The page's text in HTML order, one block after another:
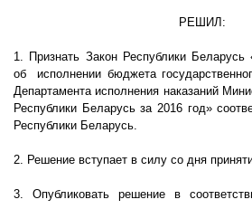
РЕШИЛ:
1. Признать Закон Республики Беларусь
об исполнении бюджета
Департамента исполнения наказаний
Республики Беларусь за 2016 год»
Республики Беларусь.
2. Решение вступает в силу со дня
3. Опубликовать решение в